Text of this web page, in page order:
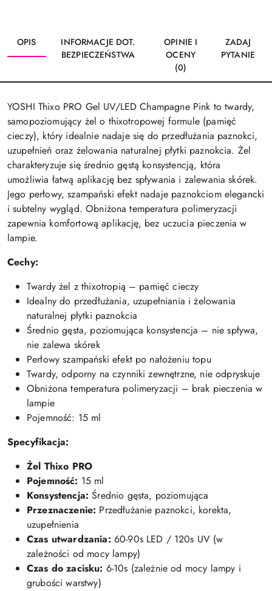
OPIS
INFORMACJE DOT.
BEZPIECZEŃSTWA
OPINIE I
OCENY
(0)
ZADAJ
PYTANIE
YOSHI Thixo PRO Gel UV/LED Champagne Pink to twardy,
samopoziomujący żel o thixotropowej formule (pamięć
cieczy), który idealnie nadaje się do przedłużania paznokci,
uzupełnień oraz żelowania naturalnej płytki paznokcia. Żel
charakteryzuje się średnio gęstą konsystencją, która
umożliwia łatwą aplikację bez spływania i zalewania skórek.
Jego perłowy, szampański efekt nadaje paznokciom elegancki
i subtelny wygląd. Obniżona temperatura polimeryzacji
zapewnia komfortową aplikację, bez uczucia pieczenia w
lampie.
Cechy:
Twardy żel z thixotropią – pamięć cieczy
Idealny do przedłużania, uzupełniania i żelowania
naturalnej płytki paznokcia
Średnio gęsta, poziomująca konsystencja – nie spływa,
nie zalewa skórek
Perłowy szampański efekt po nałożeniu topu
Twardy, odporny na czynniki zewnętrzne, nie odpryskuje
Obniżona temperatura polimeryzacji – brak pieczenia w
lampie
Pojemność: 15 ml
Specyfikacja:
Żel Thixo PRO
Pojemność: 15 ml
Konsystencja: Średnio gęsta, poziomująca
Przeznaczenie: Przedłużanie paznokci, korekta,
uzupełnienia
Czas utwardzania: 60-90s LED / 120s UV (w
zależności od mocy lampy)
Czas do zacisku: 6-10s (zależnie od mocy lampy i
grubości warstwy)